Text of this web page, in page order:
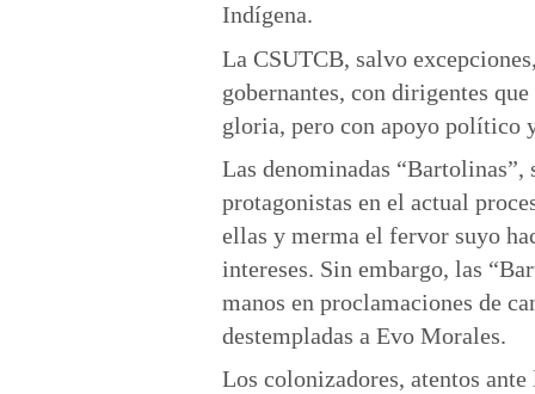
Indígena.
La CSUTCB, salvo
gobernantes, con dirigentes
gloria, pero con apoyo político
Las denominadas “Bartolinas”,
protagonistas en el actual
ellas y merma el fervor suyo
intereses. Sin embargo, las
manos en proclamaciones de
destempladas a Evo Morales.
Los colonizadores, atentos